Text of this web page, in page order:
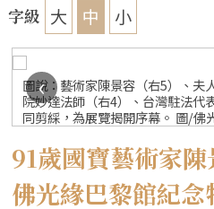
字級 大 中 小
圖說：藝術家陳景容（右5）、夫
院妙達法師（右4）、台灣駐法代
同剪綵，為展覽揭開序幕。 圖/佛
‹
91歲國寶藝術家
佛光緣巴黎館紀念